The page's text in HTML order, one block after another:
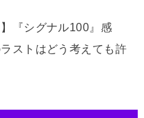
】『シグナル100』感
ストはどう考えても許